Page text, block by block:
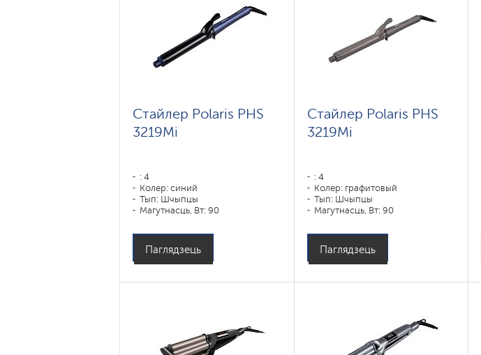
Стайлер Polaris PHS
3219Mi
: 4
Колер: синий
Тып: Шчыпцы
Магутнасць, Вт: 90
Паглядзець
Стайлер Polaris PHS
3219Mi
: 4
Колер: графитовый
Тып: Шчыпцы
Магутнасць, Вт: 90
Паглядзець